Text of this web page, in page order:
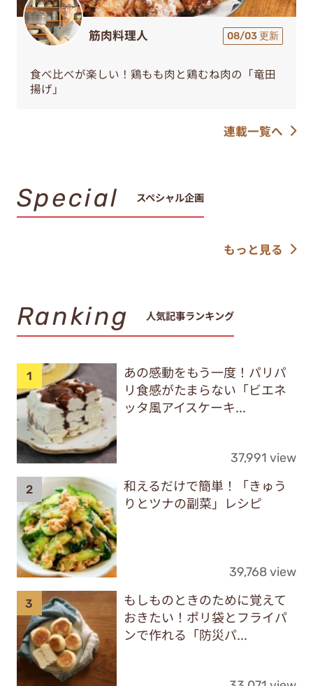
筋肉料理人 08/03 更新
食べ比べが楽しい！鶏もも肉と鶏むね肉の「竜田
揚げ」
連載一覧へ
Special スペシャル企画
もっと見る
Ranking 人気記事ランキング
あの感動をもう一度！パリパ
リ食感がたまらない「ビエネ
ッタ風アイスケーキ...
37,991 view
和えるだけで簡単！「きゅう
りとツナの副菜」レシピ
39,768 view
もしものときのために覚えて
おきたい！ポリ袋とフライパ
ンで作れる「防災パ...